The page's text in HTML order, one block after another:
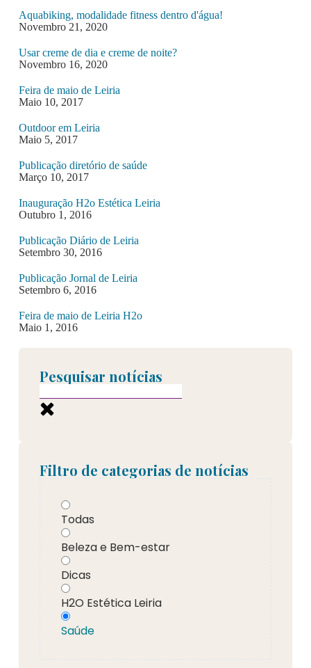
Pesquisar notícias
Filtro de categorias de notícias
Todas
Beleza e Bem-estar
Dicas
H2O Estética Leiria
Saúde
Aquabiking, modalidade fitness dentro d'água!
Novembro 21, 2020
Usar creme de dia e creme de noite?
Novembro 16, 2020
Feira de maio de Leiria
Maio 10, 2017
Outdoor em Leiria
Maio 5, 2017
Publicação diretório de saúde
Março 10, 2017
Inauguração H2o Estética Leiria
Outubro 1, 2016
Publicação Diário de Leiria
Setembro 30, 2016
Publicação Jornal de Leiria
Setembro 6, 2016
Feira de maio de Leiria H2o
Maio 1, 2016